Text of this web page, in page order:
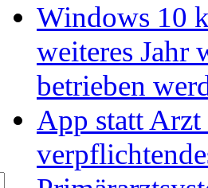
Windows 10
weiteres Jahr
betrieben
App statt Arzt